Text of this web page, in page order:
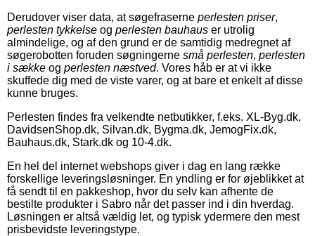
Derudover viser data, at søgefraserne perlesten priser,
perlesten tykkelse og perlesten bauhaus er utrolig
almindelige, og af den grund er de samtidig medregnet af
søgerobotten foruden søgningerne små perlesten, perlesten
i sække og perlesten næstved. Vores håb er at vi ikke
skuffede dig med de viste varer, og at bare et enkelt af disse
kunne bruges.
Perlesten findes fra velkendte netbutikker, f.eks. XL-Byg.dk,
DavidsenShop.dk, Silvan.dk, Bygma.dk, JemogFix.dk,
Bauhaus.dk, Stark.dk og 10-4.dk.
En hel del internet webshops giver i dag en lang række
forskellige leveringsløsninger. En yndling er for øjeblikket at
få sendt til en pakkeshop, hvor du selv kan afhente de
bestilte produkter i Sabro når det passer ind i din hverdag.
Løsningen er altså vældig let, og typisk ydermere den mest
prisbevidste leveringstype.